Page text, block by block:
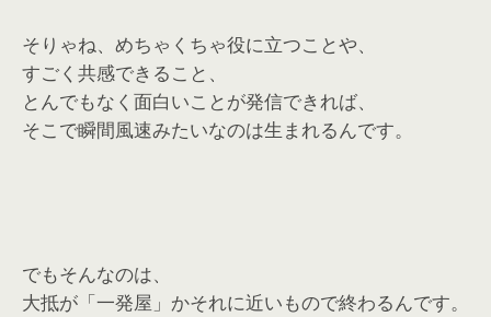
そりゃね、めちゃくちゃ役に立つことや、
すごく共感できること、
とんでもなく面白いことが発信できれば、
そこで瞬間風速みたいなのは生まれるんです。
でもそんなのは、
大抵が「一発屋」かそれに近いもので終わるんです。